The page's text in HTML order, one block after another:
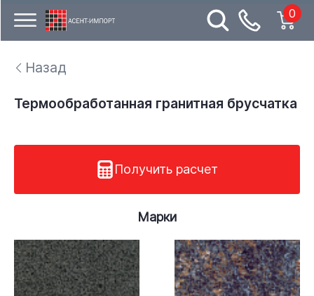
0
Назад
Термообработанная гранитная брусчатка
Получить расчет
Марки